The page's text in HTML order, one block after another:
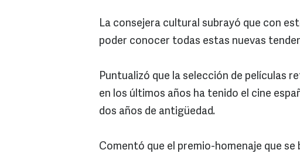
La consejera cultural subrayó que con
poder conocer todas estas nuevas
Puntualizó que la selección de películas
en los últimos años ha tenido el cine
dos años de antigüedad.
Comentó que el premio-homenaje que se